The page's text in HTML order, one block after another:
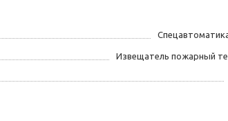
Извещатель пожарный